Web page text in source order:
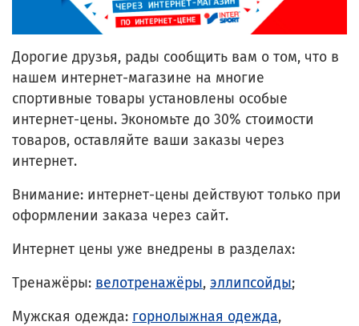
Дорогие друзья, рады сообщить вам о том, что в
нашем интернет-магазине на многие
спортивные товары установлены особые
интернет-цены. Экономьте до 30% стоимости
товаров, оставляйте ваши заказы через
интернет.
Внимание: интернет-цены действуют только при
оформлении заказа через сайт.
Интернет цены уже внедрены в разделах:
Тренажёры: велотренажёры, эллипсойды;
Мужская одежда: горнолыжная одежда,